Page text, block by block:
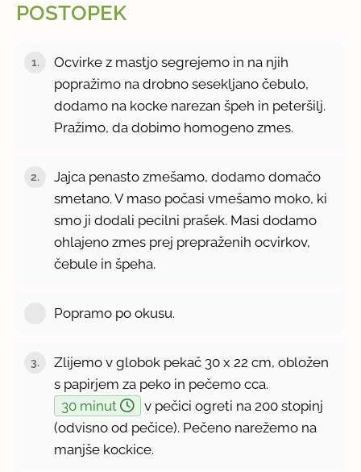
POSTOPEK
1.
Ocvirke z mastjo segrejemo in na njih
popražimo na drobno sesekljano čebulo,
dodamo na kocke narezan špeh in peteršilj.
Pražimo, da dobimo homogeno zmes.
2.
Jajca penasto zmešamo, dodamo domačo
smetano. V maso počasi vmešamo moko, ki
smo ji dodali pecilni prašek. Masi dodamo
ohlajeno zmes prej prepraženih ocvirkov,
čebule in špeha.
Popramo po okusu.
3.
Zlijemo v globok pekač 30 x 22 cm, obložen
s papirjem za peko in pečemo cca.
30 minut
v pečici ogreti na 200 stopinj
(odvisno od pečice). Pečeno narežemo na
manjše kockice.